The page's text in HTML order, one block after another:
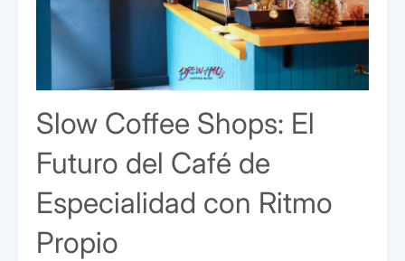
Slow Coffee Shops: El
Futuro del Café de
Especialidad con Ritmo
Propio